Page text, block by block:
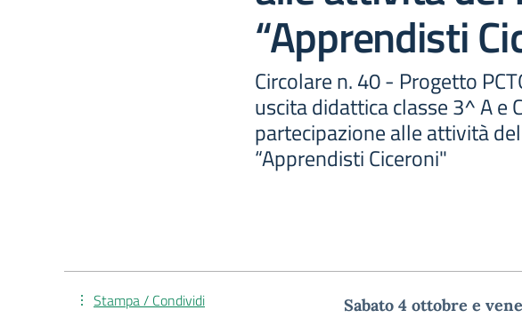
“Apprendisti
Circolare n. 40 - Progetto
uscita didattica classe 3^ A e
partecipazione alle attività
“Apprendisti Ciceroni"
Sabato 4 ottobre e
Stampa / Condividi